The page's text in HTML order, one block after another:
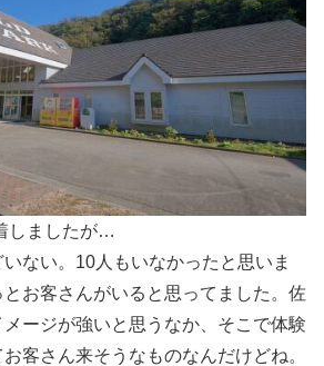
しましたが…
ない。10人もいなかったと思いま
お客さんがいると思ってました。佐
ージが強いと思うなか、そこで体験
客さん来そうなものなんだけどね。